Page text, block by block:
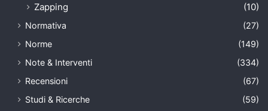
Zapping (10)
Normativa
(27)
Norme
(149)
Note & Interventi
(334)
Recensioni
(67)
Studi & Ricerche
(59)